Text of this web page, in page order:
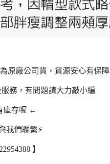
原廠公司貨，貨源安心有保障
務，有問題請大力敲小編
庫存喔 ←
我們聯繫⚡️
】